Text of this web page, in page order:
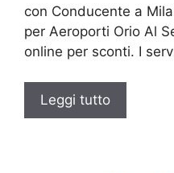
con Conducente a
per Aeroporti Orio Al
online per sconti. I
Leggi tutto